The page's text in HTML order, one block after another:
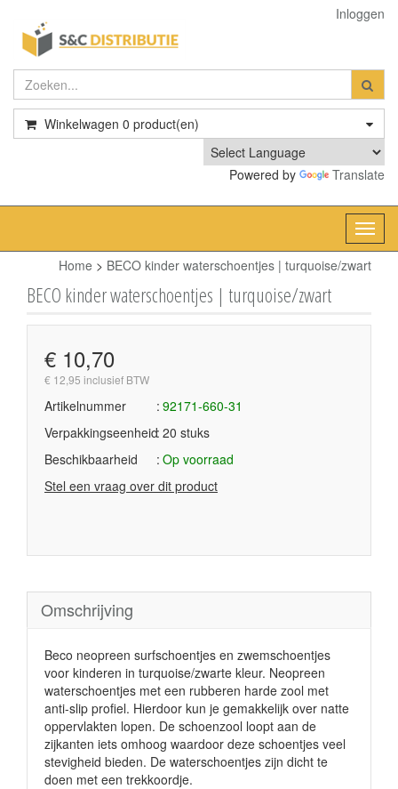
Inloggen
Winkelwagen 0 product(en)
Powered by Translate
Home > BECO kinder waterschoentjes | turquoise/zwart
BECO kinder waterschoentjes | turquoise/zwart
€ 10,70
€ 12,95 inclusief BTW
Artikelnummer
92171-660-31
Verpakkingseenheid 20 stuks
Beschikbaarheid
Op voorraad
Stel een vraag over dit product
Omschrijving
Beco neopreen surfschoentjes en zwemschoentjes
voor kinderen in turquoise/zwarte kleur. Neopreen
waterschoentjes met een rubberen harde zool met
anti-slip profiel. Hierdoor kun je gemakkelijk over natte
oppervlakten lopen. De schoenzool loopt aan de
zijkanten iets omhoog waardoor deze schoentjes veel
stevigheid bieden. De waterschoentjes zijn dicht te
doen met een trekkoordje.